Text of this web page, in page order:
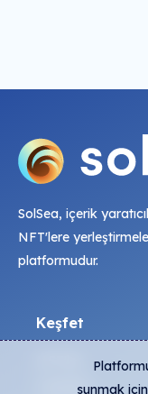
SolSea, içerik
NFT'lere
platformudur.
Keşfet
Üreticilersunmak